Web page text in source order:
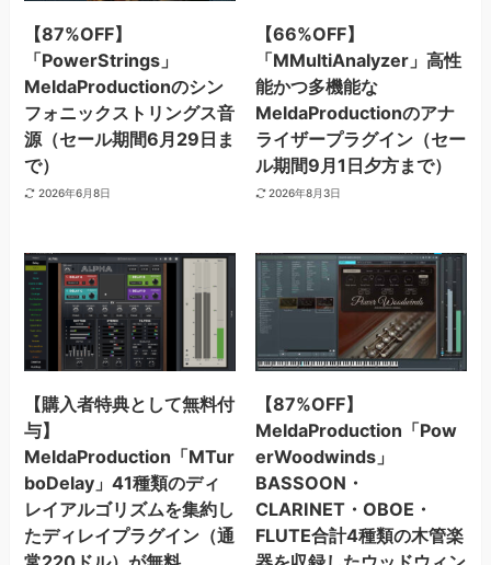
【87%OFF】
「PowerStrings」
MeldaProductionのシン
フォニックストリングス音
源（セール期間6月29日ま
で）
2026年6月8日
【66%OFF】
「MMultiAnalyzer」高性
能かつ多機能な
MeldaProductionのアナ
ライザープラグイン（セー
ル期間9月1日夕方まで）
2026年8月3日
【購入者特典として無料付
与】
MeldaProduction「MTur
boDelay」41種類のディ
レイアルゴリズムを集約し
たディレイプラグイン（通
【87%OFF】
MeldaProduction「Pow
erWoodwinds」
BASSOON・
CLARINET・OBOE・
FLUTE合計4種類の木管楽